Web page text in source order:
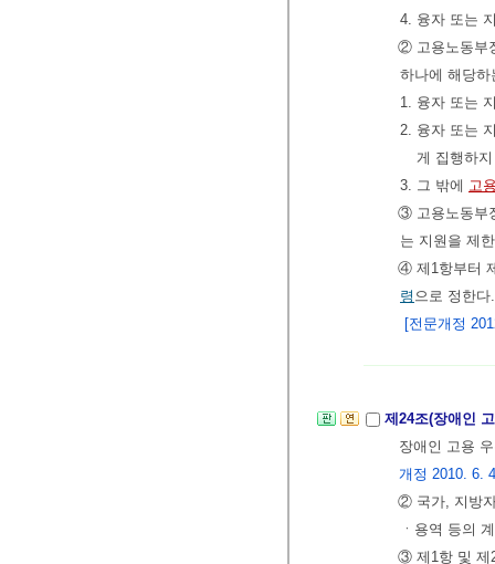
4. 융자 또는
② 고용노동부
하나에 해당
1. 융자 또는
2. 융자 또는
게 집행하
3. 그 밖에 고
③ 고용노동부
는 지원을 제
④ 제1항부터
령 으로 정한다.
[전문개정
제24조(장애인
장애인 고용
개정 2010. 6.
② 국가, 지방
ㆍ용역 등의
③ 제1항 및 제